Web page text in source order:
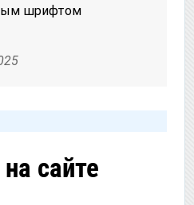
шрифтом
сайте